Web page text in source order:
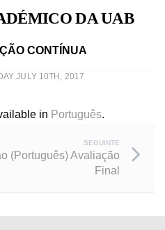
DA UAB
CONTÍNUA
JULY 10TH, 2017
in Português.
SEGUINTE
(Português) Avaliação
Final